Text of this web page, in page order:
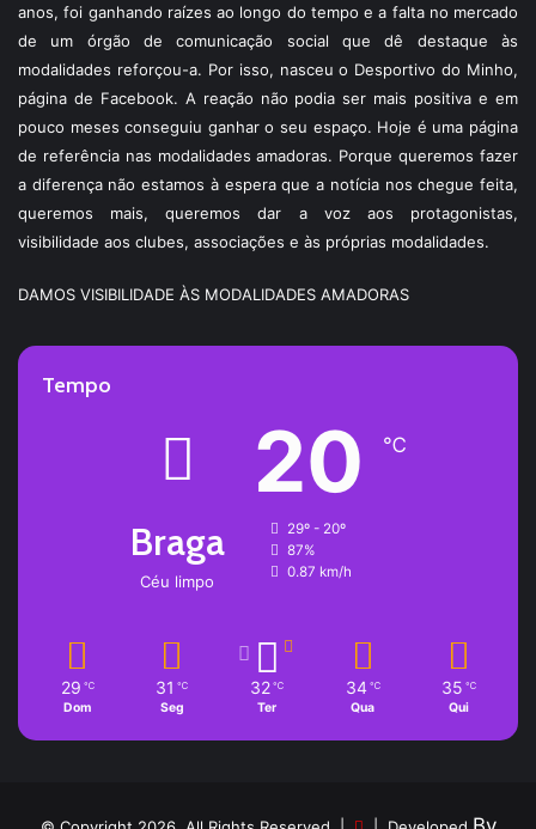
anos, foi ganhando raízes ao longo do tempo e a falta no mercado
de um órgão de comunicação social que dê destaque às
modalidades reforçou-a. Por isso, nasceu o Desportivo do Minho,
página de Facebook. A reação não podia ser mais positiva e em
pouco meses conseguiu ganhar o seu espaço. Hoje é uma página
de referência nas modalidades amadoras. Porque queremos fazer
a diferença não estamos à espera que a notícia nos chegue feita,
queremos mais, queremos dar a voz aos protagonistas,
visibilidade aos clubes, associações e às próprias modalidades.
DAMOS VISIBILIDADE ÀS MODALIDADES AMADORAS
Tempo
Braga
Céu limpo
20 ℃
29º - 20º
87%
0.87 km/h
29 ℃
Dom
31 ℃
Seg
32 ℃
Ter
34 ℃
Qua
35 ℃
Qui